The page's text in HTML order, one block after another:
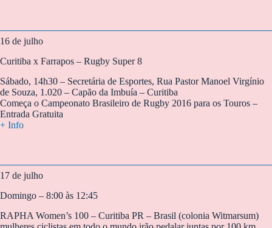
16 de julho
Curitiba x Farrapos – Rugby Super 8
Sábado, 14h30 – Secretária de Esportes, Rua Pastor Manoel Virgínio
de Souza, 1.020 – Capão da Imbuía – Curitiba
Começa o Campeonato Brasileiro de Rugby 2016 para os Touros –
Entrada Gratuita
+ Info
17 de julho
Domingo – 8:00 às 12:45
RAPHA Women’s 100 – Curitiba PR – Brasil (colonia Witmarsum)